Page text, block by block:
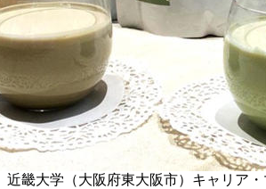
近畿大学（大阪府東大阪市）キャリア